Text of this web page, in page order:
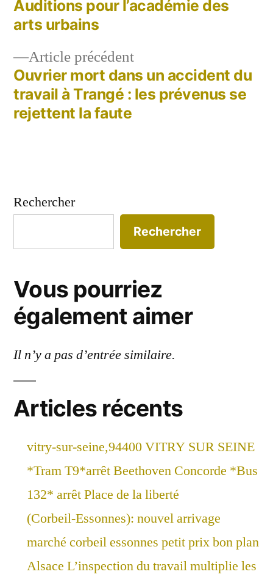
de
l’article
Article précédentArticle
précédent :
Ouvrier mort dans un accident du
travail à Trangé : les prévenus se
rejettent la faute
Auditions pour l’académie des
arts urbains
Rechercher
Rechercher
Vous pourriez
également aimer
Il n’y a pas d’entrée similaire.
Articles récents
vitry-sur-seine,94400 VITRY SUR SEINE
*Tram T9*arrêt Beethoven Concorde *Bus
132* arrêt Place de la liberté
(Corbeil-Essonnes): nouvel arrivage
marché corbeil essonnes petit prix bon plan
Alsace L’inspection du travail multiplie les